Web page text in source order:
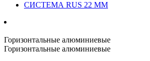
СИСТЕМА RUS 22 ММ
Горизонтальные алюминиевые
Горизонтальные алюминиевые